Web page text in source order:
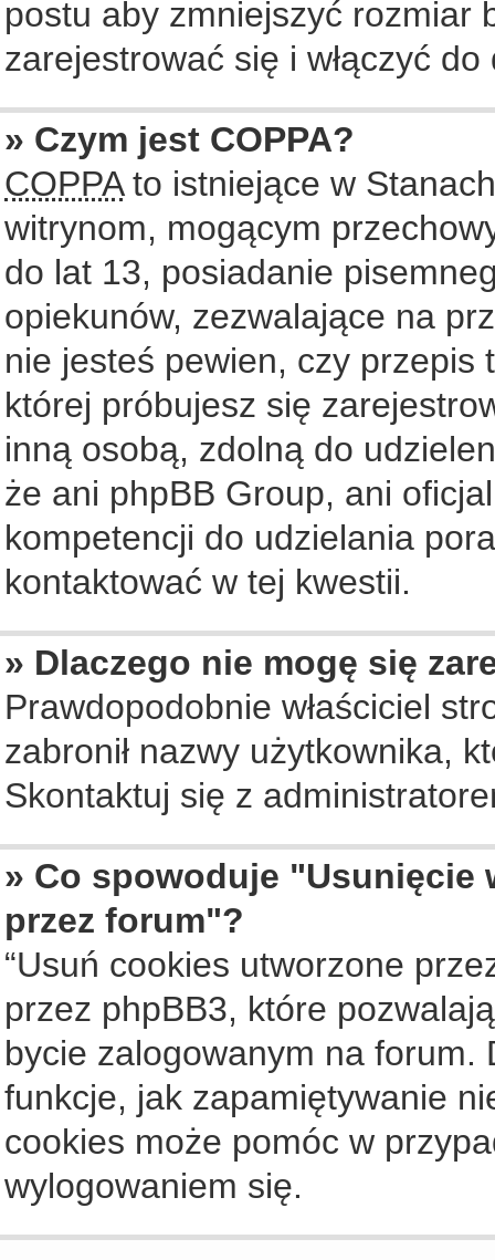
postu aby zmniejszyć rozmiar
zarejestrować się i włączyć
» Czym jest COPPA?
COPPAto istniejące w
witrynom, mogącym
do lat 13, posiadanie
opiekunów, zezwalające na
nie jesteś pewien, czy przepis
której próbujesz się
inną osobą, zdolną do
że ani phpBB Group, ani
kompetencji do udzielania
kontaktować w tej kwestii.
» Dlaczego nie mogę się
Prawdopodobnie właściciel
zabronił nazwy użytkownika,
Skontaktuj się z
» Co spowoduje
przez forum"?
“Usuń cookies utworzone
przez phpBB3, które
bycie zalogowanym na forum.
funkcje, jak zapamiętywanie
cookies może pomóc w
wylogowaniem się.